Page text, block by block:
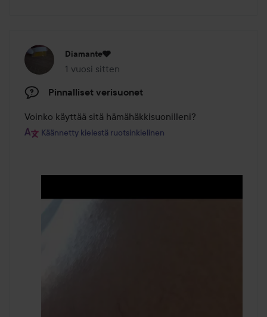
Diamante🩶
1 vuosi sitten
Viesti luotiin 1 vuosi sitten
Pinnalliset verisuonet
Voinko käyttää sitä hämähäkkisuonilleni?
Käännetty kielestä ruotsinkielinen